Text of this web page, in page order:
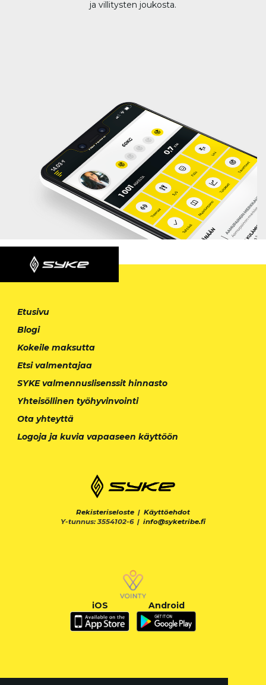
ja villitysten joukosta.
Etusivu
Blogi
Kokeile maksutta
Etsi valmentajaa
SYKE valmennuslisenssit hinnasto
Yhteisöllinen työhyvinvointi
Ota yhteyttä
Logoja ja kuvia vapaaseen käyttöön
Rekisteriseloste | Käyttöehdot
Y-tunnus: 3554102-6 | info@syketribe.fi
iOS Android